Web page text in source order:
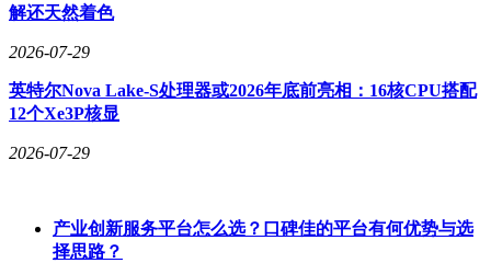
解还天然着色
2026-07-29
英特尔Nova Lake-S处理器或2026年底前亮相：16核CPU搭配
12个Xe3P核显
2026-07-29
产业创新服务平台怎么选？口碑佳的平台有何优势与选
择思路？